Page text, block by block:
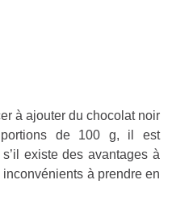
à ajouter du chocolat noir
de 100 g, il est
existe des avantages à
à prendre en